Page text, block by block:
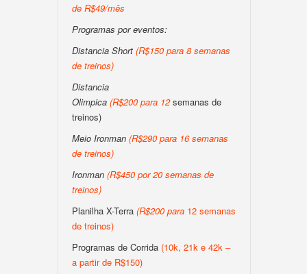
de R$49/mês
Programas por eventos:
Distancia Short (R$150 para 8 semanas
de treinos)
Distancia
Olimpica (R$200 para 12semanas de
treinos)
Meio Ironman (R$290 para 16 semanas
de treinos)
Ironman (R$450 por 20 semanas de
treinos)
Planilha X-Terra (R$200 para 12 semanas
de treinos)
Programas de Corrida (10k, 21k e 42k –
a partir de R$150)